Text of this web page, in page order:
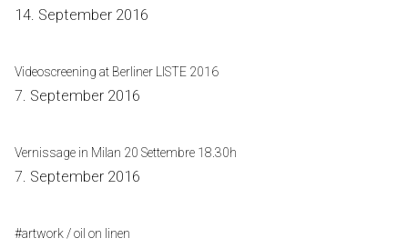
14. September 2016
Videoscreening at Berliner LISTE 2016
7. September 2016
Vernissage in Milan 20 Settembre 18.30h
7. September 2016
#artwork / oil on linen